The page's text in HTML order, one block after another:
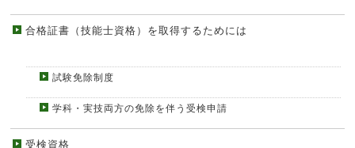
合格証書（技能士資格）を取得するためには
試験免除制度
学科・実技両方の免除を伴う受検申請
受検資格